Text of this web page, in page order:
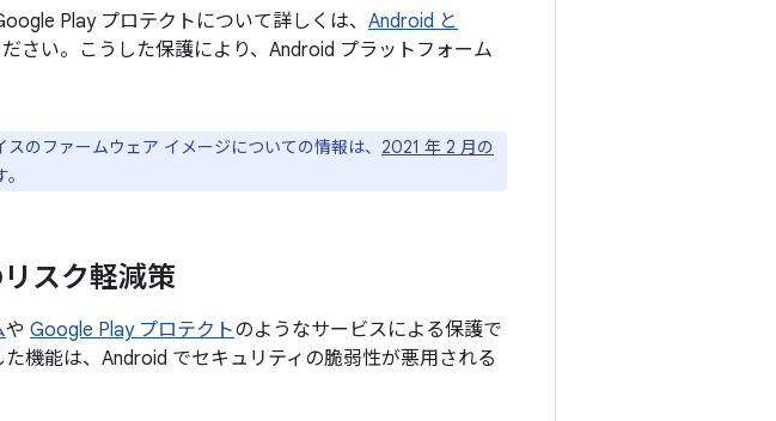
Play プロテクトについて詳しくは、 Android と
さい。こうした保護により、Android プラットフォーム
のファームウェア イメージについての情報は、 2021 年 2 月の
スク軽減策
や Google Play プロテクトのようなサービスによる保護で
機能は、Android でセキュリティの脆弱性が悪用される